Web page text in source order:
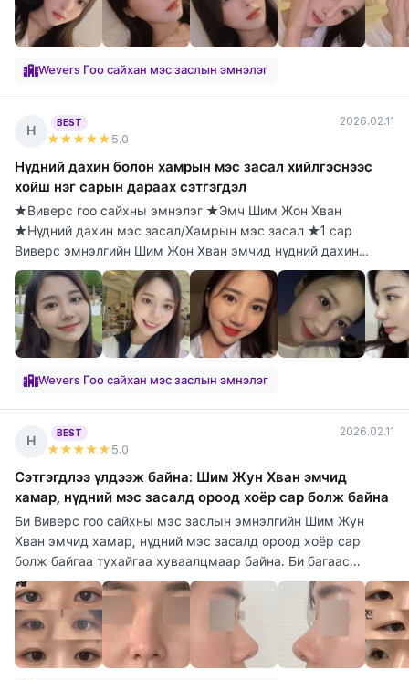
Wevers Гоо сайхан мэс заслын эмнэлэг
Н
BEST
★★★★★ 5.0
2026.02.11
Нүдний дахин болон хамрын мэс засал хийлгэснээс
хойш нэг сарын дараах сэтгэгдэл
★Виверс гоо сайхны эмнэлэг ★Эмч Шим Жон Хван
★Нүдний дахин мэс засал/Хамрын мэс засал ★1 сар
Виверс эмнэлгийн Шим Жон Хван эмчид нүдний дахин
болон х...
Wevers Гоо сайхан мэс заслын эмнэлэг
Н
BEST
★★★★★ 5.0
2026.02.11
Сэтгэгдлээ үлдээж байна: Шим Жун Хван эмчид
хамар, нүдний мэс засалд ороод хоёр сар болж байна
Би Виверс гоо сайхны мэс заслын эмнэлгийн Шим Жун
Хван эмчид хамар, нүдний мэс засалд ороод хоёр сар
болж байгаа тухайгаа хуваалцмаар байна. Би багаас...